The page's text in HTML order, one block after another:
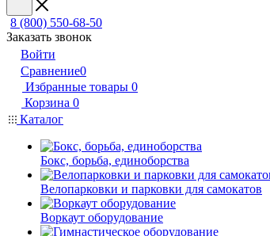
8 (800) 550-68-50
Заказать звонок
Войти
Сравнение0
Избранные товары 0
Корзина 0
Каталог
Бокс, борьба, единоборства
Велопарковки и парковки для самокатов
Воркаут оборудование